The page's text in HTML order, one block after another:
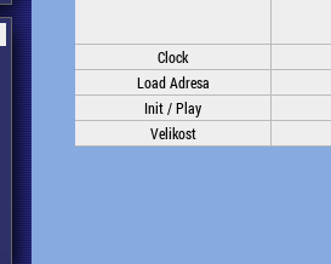
Clock
Load Adresa
Init / Play
Velikost